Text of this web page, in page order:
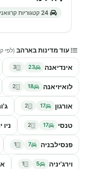
עוד מדינות בארהב (לפי
אינדיאנה 23
3
לואיזיאנה 18
2
אורגון 17
2
טנסי 17
2 ניו
פנסילבניה 7
1
וירג'יניה 5
1